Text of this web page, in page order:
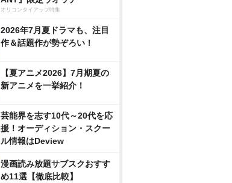
オリコンタイアップ特集
2026年7月夏ドラマも、注目
作＆話題作が勢ぞろい！
【夏アニメ2026】7月期夏の
新アニメを一挙紹介！
芸能界を志す10代～20代を応
援！オーディション・スクー
ル情報はDeview
漫画読み放題サブスクおすす
め11選【徹底比較】